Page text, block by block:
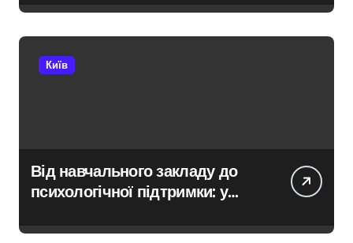
after мандрівки на Київщині
Київ
Від навчального закладу до
психологічної підтримки: у
унікальний маршрут для